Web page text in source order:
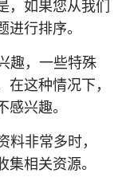
，如果您从我们
行排序。
趣，一些特殊
这种情况下，
兴趣。
非常多时，
相关资源。